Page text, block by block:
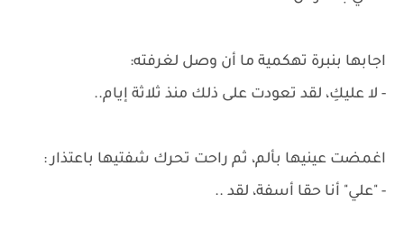
اجابها بنبرة تهكمية ما أن وصل لغرفته:
- لا عليكِ، لقد تعودت على ذلك منذ ثلاثة إيام..
اغمضت عينيها بألم، ثم راحت تحرك شفتيها باعتذار :
- "علي" أنا حقا أسفة، لقد ..